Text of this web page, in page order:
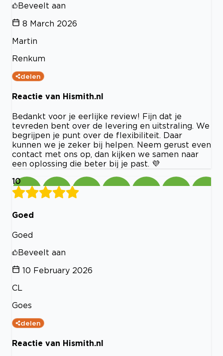
Beveelt aan
8 March 2026
Martin
Renkum
delen
Reactie van Hismith.nl
Bedankt voor je eerlijke review! Fijn dat je
tevreden bent over de levering en uitstraling. We
begrijpen je punt over de flexibiliteit. Daar
kunnen we je zeker bij helpen. Neem gerust even
contact met ons op, dan kijken we samen naar
een oplossing die beter bij je past. 💜
10
Goed
Goed
Beveelt aan
10 February 2026
CL
Goes
delen
Reactie van Hismith.nl